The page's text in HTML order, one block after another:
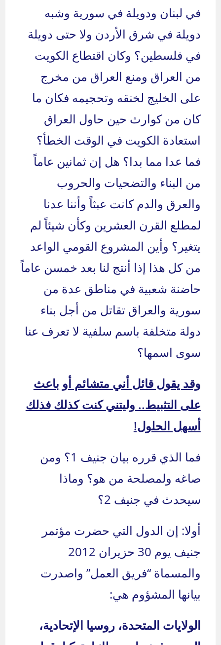
في لبنان ودويلة في سورية وشبه
دويلة في شرق الأردن ولا حتى دويلة
في فلسطين؟ وكان اقتطاع الكويت
من العراق ومنع العراق من مخرج
على الخليج لخنقه وتحجيمه فكان ما
كان من كوارث حين حاول العراق
استعادة الكويت في الوقت الخطأ؟
فما عدا مما بدا؟ هل إن ثمانين عاماً
من البناء والتضحيات والحروب
والعرق والدم كانت عبثاً وأننا عدنا
لمطلع القرن العشرين وكأن شيئاً لم
يتغير؟ وأين المشروع القومي الواعد
من كل هذا إذا أنتج لنا بعد خمسن عاماً
حاضنة شعبية في مناطق عدة من
سورية والعراق تقاتل من أجل بناء
دولة متخلفة باسم سلفية لا تعرف عنا
سوى اسمها؟
وقد يقول قائل أني متشائم أو باعث
على التثبيط.. وليتني كنت كذلك فذلك
أسهل الحلول!
فما الذي قرره بيان جنيف 1؟ ومن
صاغه ولمصلحة من هو؟ وماذا
سيحدث في جنيف 2؟
أولا: إن الدول التي حضرت مؤتمر
جنيف يوم 30 حزيران 2012
والمسماة “فريق العمل” واصدرت
بيانها المشؤوم هي:
الولايات المتحدة، روسيا الإتحادية،